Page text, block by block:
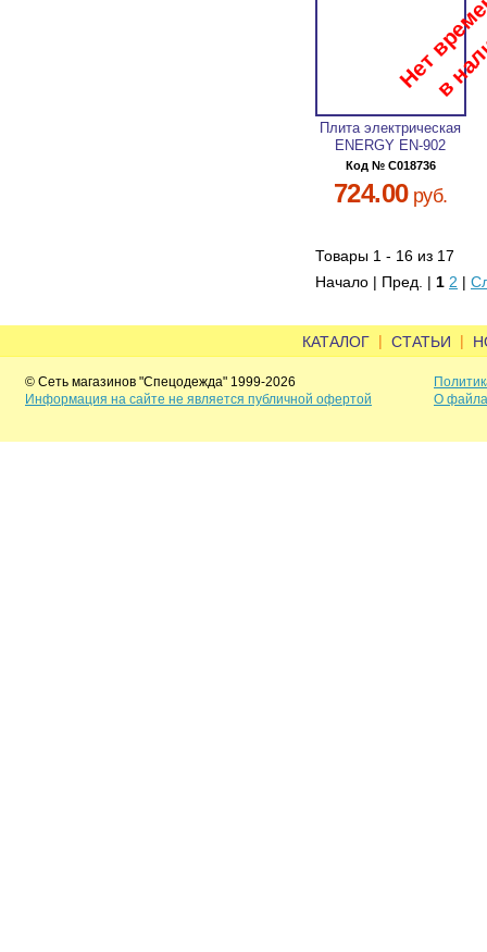
Плита электрическая
ENERGY EN-902
Код № C018736
724.00руб.
Товары 1 - 16 из 17
Начало | Пред. | 1 2 |
КАТАЛОГ | СТАТЬИ |
© Сеть магазинов "Спецодежда" 1999-2026
Информация на сайте не является публичной офертой
О